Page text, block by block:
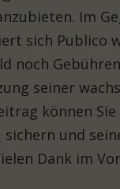
Im
sich Publico
noch
seiner
können
sichern und
Dank im